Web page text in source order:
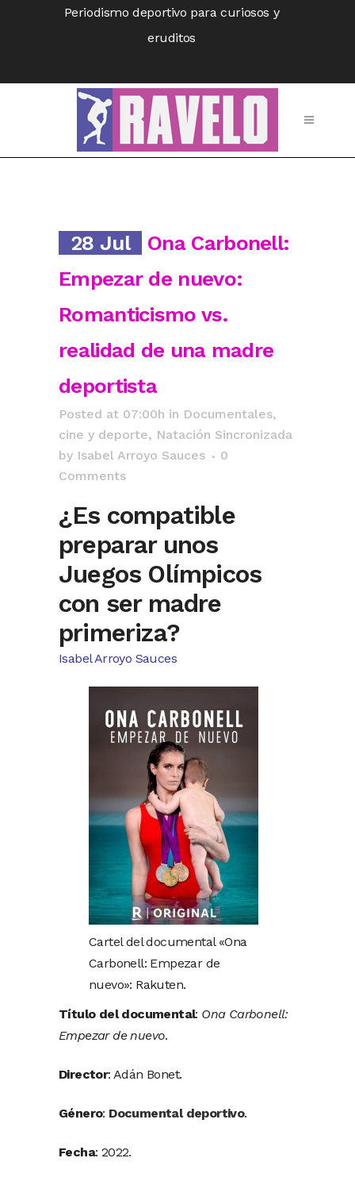
Periodismo deportivo para curiosos y
eruditos
28 Jul
Ona Carbonell:
Empezar de nuevo:
Romanticismo vs.
realidad de una madre
deportista
Posted at 07:00h in Documentales,
cine y deporte, Natación Sincronizada
by Isabel Arroyo Sauces
0
Comments
¿Es compatible
preparar unos
Juegos Olímpicos
con ser madre
primeriza?
Isabel Arroyo Sauces
Cartel del documental «Ona
Carbonell: Empezar de
nuevo»: Rakuten.
Título del documental: Ona Carbonell:
Empezar de nuevo.
Director: Adán Bonet.
Género: Documental deportivo.
Fecha: 2022.